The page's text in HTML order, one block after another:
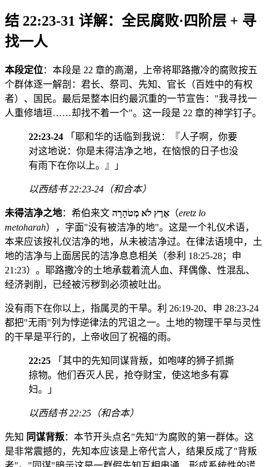
结 22:23-31 详解：全民腐败·四阶层 + 寻
找一人
本段定位：本段是 22 章的高潮，上帝将耶路撒冷的腐败按五
个群体逐一解剖：君长、祭司、先知、官长（百姓中的有权
者）、国民。最后是整本旧约最沉重的一节宣告："我寻找一
人重修墙垣……却找不着一个"。这一段是 22 章的神学钉子。
22:23-24 「耶和华的话临到我说：『人子啊，你要
对这地说：你是未得洁净之地，在恼恨的日子也没
有雨下在你以上。』」
以西结书 22:23-24（和合本）
未得洁净之地：希伯来文 אֶרֶץ לֹא מְטֹהָרָה （eretz lo
metoharah），字面"没有被洁净的地"。这是一个礼仪术语，
本来应该按礼仪洁净的地，从未被洁净过。在律法语境中，土
地的洁净与上面居民的洁净息息相关（参利 18:25-28；申
21:23）。耶路撒冷的土地承载着流人血、拜偶像、性混乱、
经济剥削，已经被污秽到必须被吐出。
没有雨下在你以上，指属灵的干旱。利 26:19-20、申 28:23-24
都把"无雨"列为悖逆律法的咒诅之一。土地的物理干旱与灵性
的干旱是平行的，上帝收回了祝福的雨。
22:25 「其中的先知同谋背叛，如咆哮的狮子抓撕
掠物。他们吞灭人民，抢夺财宝，使这地多有寡
妇。」
以西结书 22:25（和合本）
先知 同谋背叛：本节开头点名"先知"为腐败的第一群体。这
是非常震撼的，先知本应该是上帝代言人，结果反成了"背叛